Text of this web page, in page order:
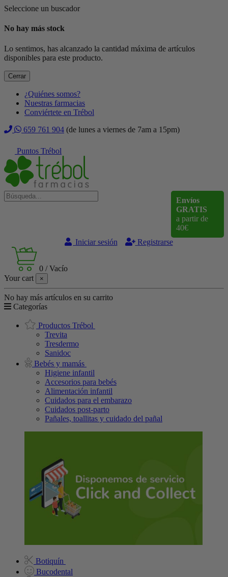
Seleccione un buscador
No hay más stock
Lo sentimos, has alcanzado la cantidad máxima de artículos
disponibles para este producto.
Cerrar
¿Quiénes somos?
Nuestras farmacias
Conviértete en Trébol
659 761 904 (de lunes a viernes de 7am a 15pm)
Puntos Trébol
Envíos
GRATIS
a partir de
40€
Iniciar sesión
Registrarse
0 /Vacío
Your cart
×
No hay más artículos en su carrito
Categorías
Productos Trébol
Trevita
Tresdermo
Sanidoc
Bebés y mamás
Higiene infantil
Accesorios para bebés
Alimentación infantil
Cuidados para el embarazo
Cuidados post-parto
Pañales, toallitas y cuidado del pañal
Botiquín
Bucodental